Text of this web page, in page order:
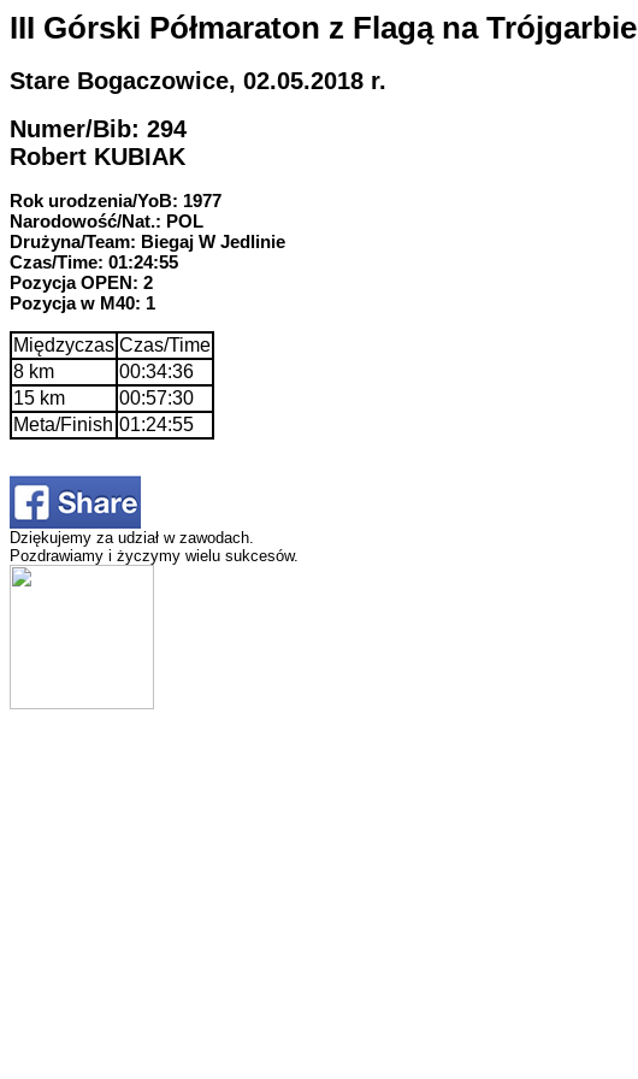
III Górski Półmaraton z Flagą na Trójgarbie
Stare Bogaczowice, 02.05.2018 r.
Numer/Bib: 294
Robert KUBIAK
Rok urodzenia/YoB: 1977
Narodowość/Nat.: POL
Drużyna/Team: Biegaj W Jedlinie
Czas/Time: 01:24:55
Pozycja OPEN: 2
Pozycja w M40: 1
Międzyczas Czas/Time
8 km
00:34:36
15 km
00:57:30
Meta/Finish 01:24:55
Dziękujemy za udział w zawodach.
Pozdrawiamy i życzymy wielu sukcesów.